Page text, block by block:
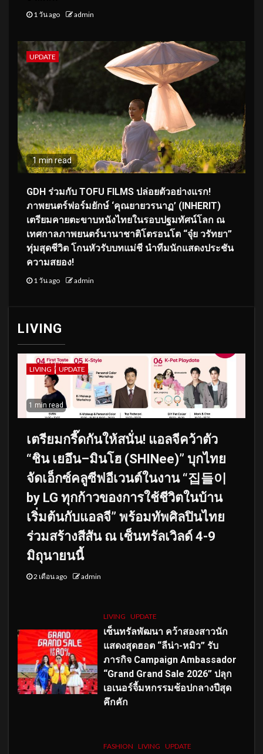
1 วัน ago admin
UPDATE
1 min read
GDH ร่วมกับ TOFU FILMS ปล่อยตัวอย่างแรก!
ภาพยนตร์ฟอร์มยักษ์ ‘คุณยายวรนาฏ’ (INHERIT)
เตรียมคายตะขาบหนังไทยในรอบปฐมทัศน์โลก ณ
เทศกาลภาพยนตร์นานาชาติโตรอนโต “จุ๋ย วรัทยา”
ทุ่มสุดชีวิต โกนหัวรับบทแม่ชี นำทีมนักแสดงประชัน
ความสยอง!
1 วัน ago admin
LIVING
LIVING UPDATE
1 min read
เตรียมกรี๊ดกันให้สนั่น! แอลจีคว้าตัว
“ชิน เยอึน–มินโฮ (SHINee)” บุกไทย
จัดเอ็กซ์คลูซีฟอีเวนต์ในงาน “집들이
by LG ทุกก้าวของการใช้ชีวิตในบ้าน
เริ่มต้นกับแอลจี” พร้อมทัพศิลปินไทย
ร่วมสร้างสีสัน ณ เซ็นทรัลเวิลด์ 4-9
มิถุนายนนี้
2 เดือน ago admin
LIVING UPDATE
เซ็นทรัลพัฒนา คว้าสองสาวนัก
แสดงสุดฮอต “ลีน่า-หมิว” รับ
ภารกิจ Campaign Ambassador
“Grand Grand Sale 2026” ปลุก
เอเนอร์จี้มหกรรมช้อปกลางปีสุด
คึกคัก
FASHION LIVING UPDATE